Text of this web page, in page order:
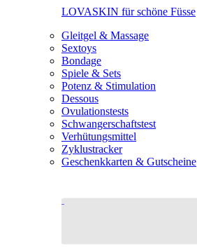
LOVASKIN für schöne Füsse
Gleitgel & Massage
Sextoys
Bondage
Spiele & Sets
Potenz & Stimulation
Dessous
Ovulationstests
Schwangerschaftstest
Verhütungsmittel
Zyklustracker
Geschenkkarten & Gutscheine